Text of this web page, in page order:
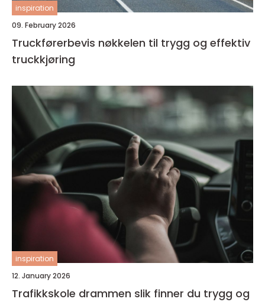
inspiration
09. February 2026
Truckførerbevis nøkkelen til trygg og effektiv
truckkjøring
inspiration
12. January 2026
Trafikkskole drammen slik finner du trygg og